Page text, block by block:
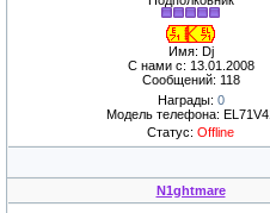
Имя: Dj
С нами с: 13.01.2008
Сообщений: 118
Награды: 0
Модель телефона:
Статус: Offline
N1ghtmare